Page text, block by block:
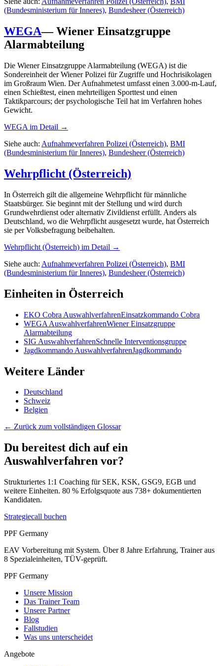
(Bundesministerium für Inneres), Bundesheer (Österreich)
WEGA—Wiener Einsatzgruppe
Alarmabteilung
Die Wiener Einsatzgruppe Alarmabteilung (WEGA) ist die
Sondereinheit der Wiener Polizei für Zugriffe und Hochrisikolagen
im Großraum Wien. Der Aufnahmetest umfasst einen 3.000-m-Lauf,
einen Schießtest, einen mehrteiligen Sporttest und einen
Taktikparcours; der psychologische Teil hat im Verfahren hohes
Gewicht.
WEGA im Detail →
Siehe auch: Aufnahmeverfahren Polizei (Österreich), BMI
(Bundesministerium für Inneres), Bundesheer (Österreich)
Wehrpflicht (Österreich)
In Österreich gilt die allgemeine Wehrpflicht für männliche
Staatsbürger. Sie beginnt mit der Stellung und wird durch
Grundwehrdienst oder alternativ Zivildienst erfüllt. Anders als
Deutschland, wo die Wehrpflicht ausgesetzt wurde, hat Österreich
sie per Volksbefragung beibehalten.
Wehrpflicht (Österreich) im Detail →
Siehe auch: Aufnahmeverfahren Polizei (Österreich), BMI
(Bundesministerium für Inneres), Bundesheer (Österreich)
Einheiten in Österreich
EKO Cobra AuswahlverfahrenEinsatzkommando Cobra
WEGA AuswahlverfahrenWiener Einsatzgruppe
Alarmabteilung
SIG AuswahlverfahrenSchnelle Interventionsgruppe
Jagdkommando AuswahlverfahrenJagdkommando
Weitere Länder
Deutschland
Schweiz
Belgien
← Zurück zum vollständigen Glossar
Du bereitest dich auf ein
Auswahlverfahren vor?
Strukturiertes 1:1 Coaching für SEK, KSK, GSG9, EGB und
weitere Einheiten. 80 % Erfolgsquote aus 738+ dokumentierten
Kandidaten.
Strategiecall buchen
PPF Germany
EAV Vorbereitung mit System. Über 8 Jahre Erfahrung, Trainer aus
8 Spezialeinheiten, TÜV-geprüft.
PPF Germany
Unsere Mission
Das Trainer Team
Unsere Partner
Blog
Fallstudien
Was uns unterscheidet
Angebote